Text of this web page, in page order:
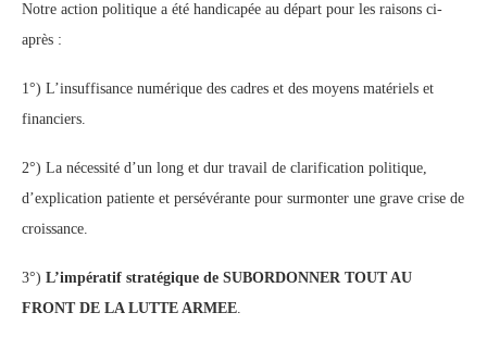
Notre action politique a été handicapée au départ pour les raisons ci-
après :
1°) L’insuffisance numérique des cadres et des moyens matériels et
financiers.
2°) La nécessité d’un long et dur travail de clarification politique,
d’explication patiente et persévérante pour surmonter une grave crise de
croissance.
3°) L’impératif stratégique de SUBORDONNER TOUT AU
FRONT DE LA LUTTE ARMEE.